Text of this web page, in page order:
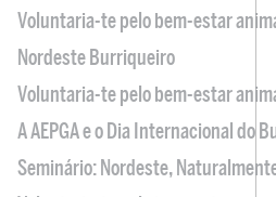
Voluntaria-te pelo bem-estar
Nordeste Burriqueiro
Voluntaria-te pelo bem-estar
A AEPGA e o Dia Internacional do
Seminário: Nordeste,